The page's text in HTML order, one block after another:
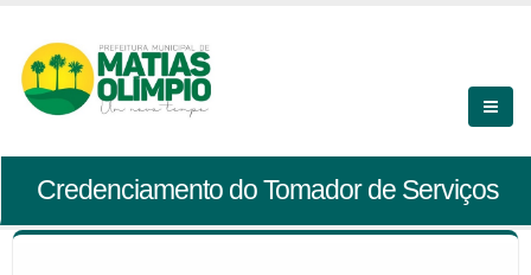
Credenciamento do Tomador de Serviços